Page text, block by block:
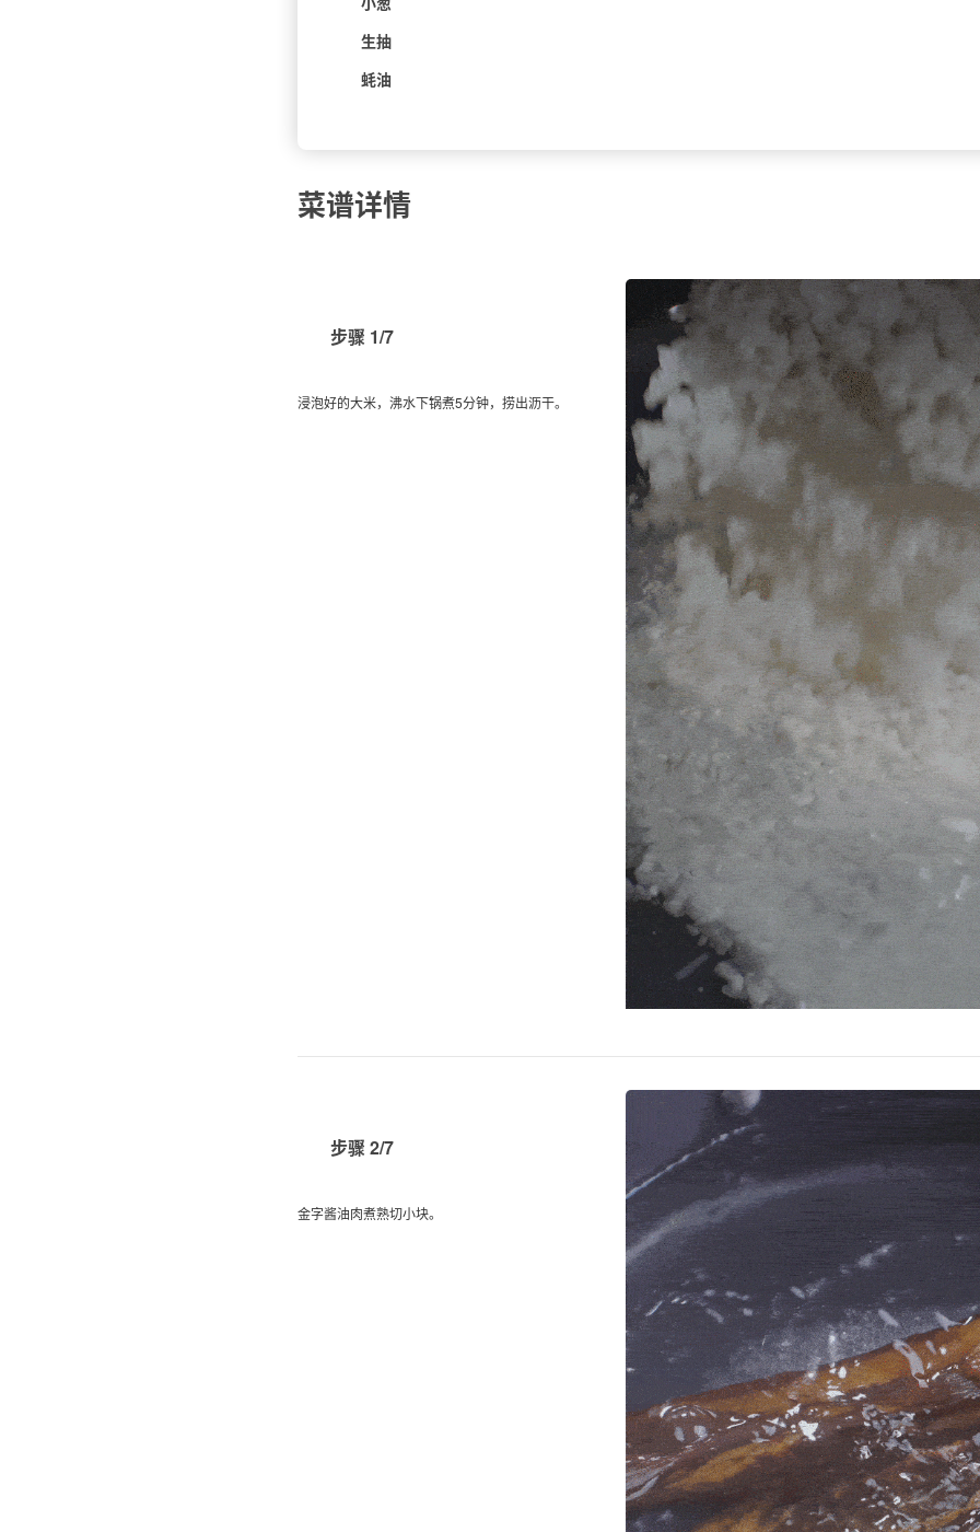
生抽
蚝油
菜谱详情
步骤 1/7
浸泡好的大米，沸水下锅煮5分钟，捞出沥干。
步骤 2/7
金字酱油肉煮熟切小块。